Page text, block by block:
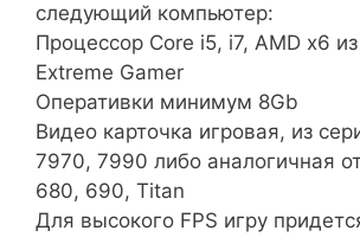
следующий компьютер:
Процессор Core i5, i7, AMD x6
Extreme Gamer
Оперативки минимум 8Gb
Видео карточка игровая, из
7970, 7990 либо аналогичная
680, 690, Titan
Для высокого FPS игру